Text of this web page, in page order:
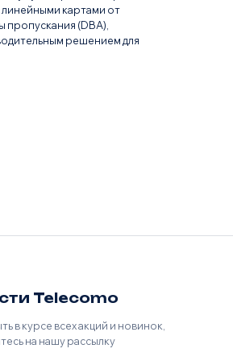
картами от
пропускания (DBA),
решением для
Telecomo
в курсе всех акций и новинок,
на нашу рассылку